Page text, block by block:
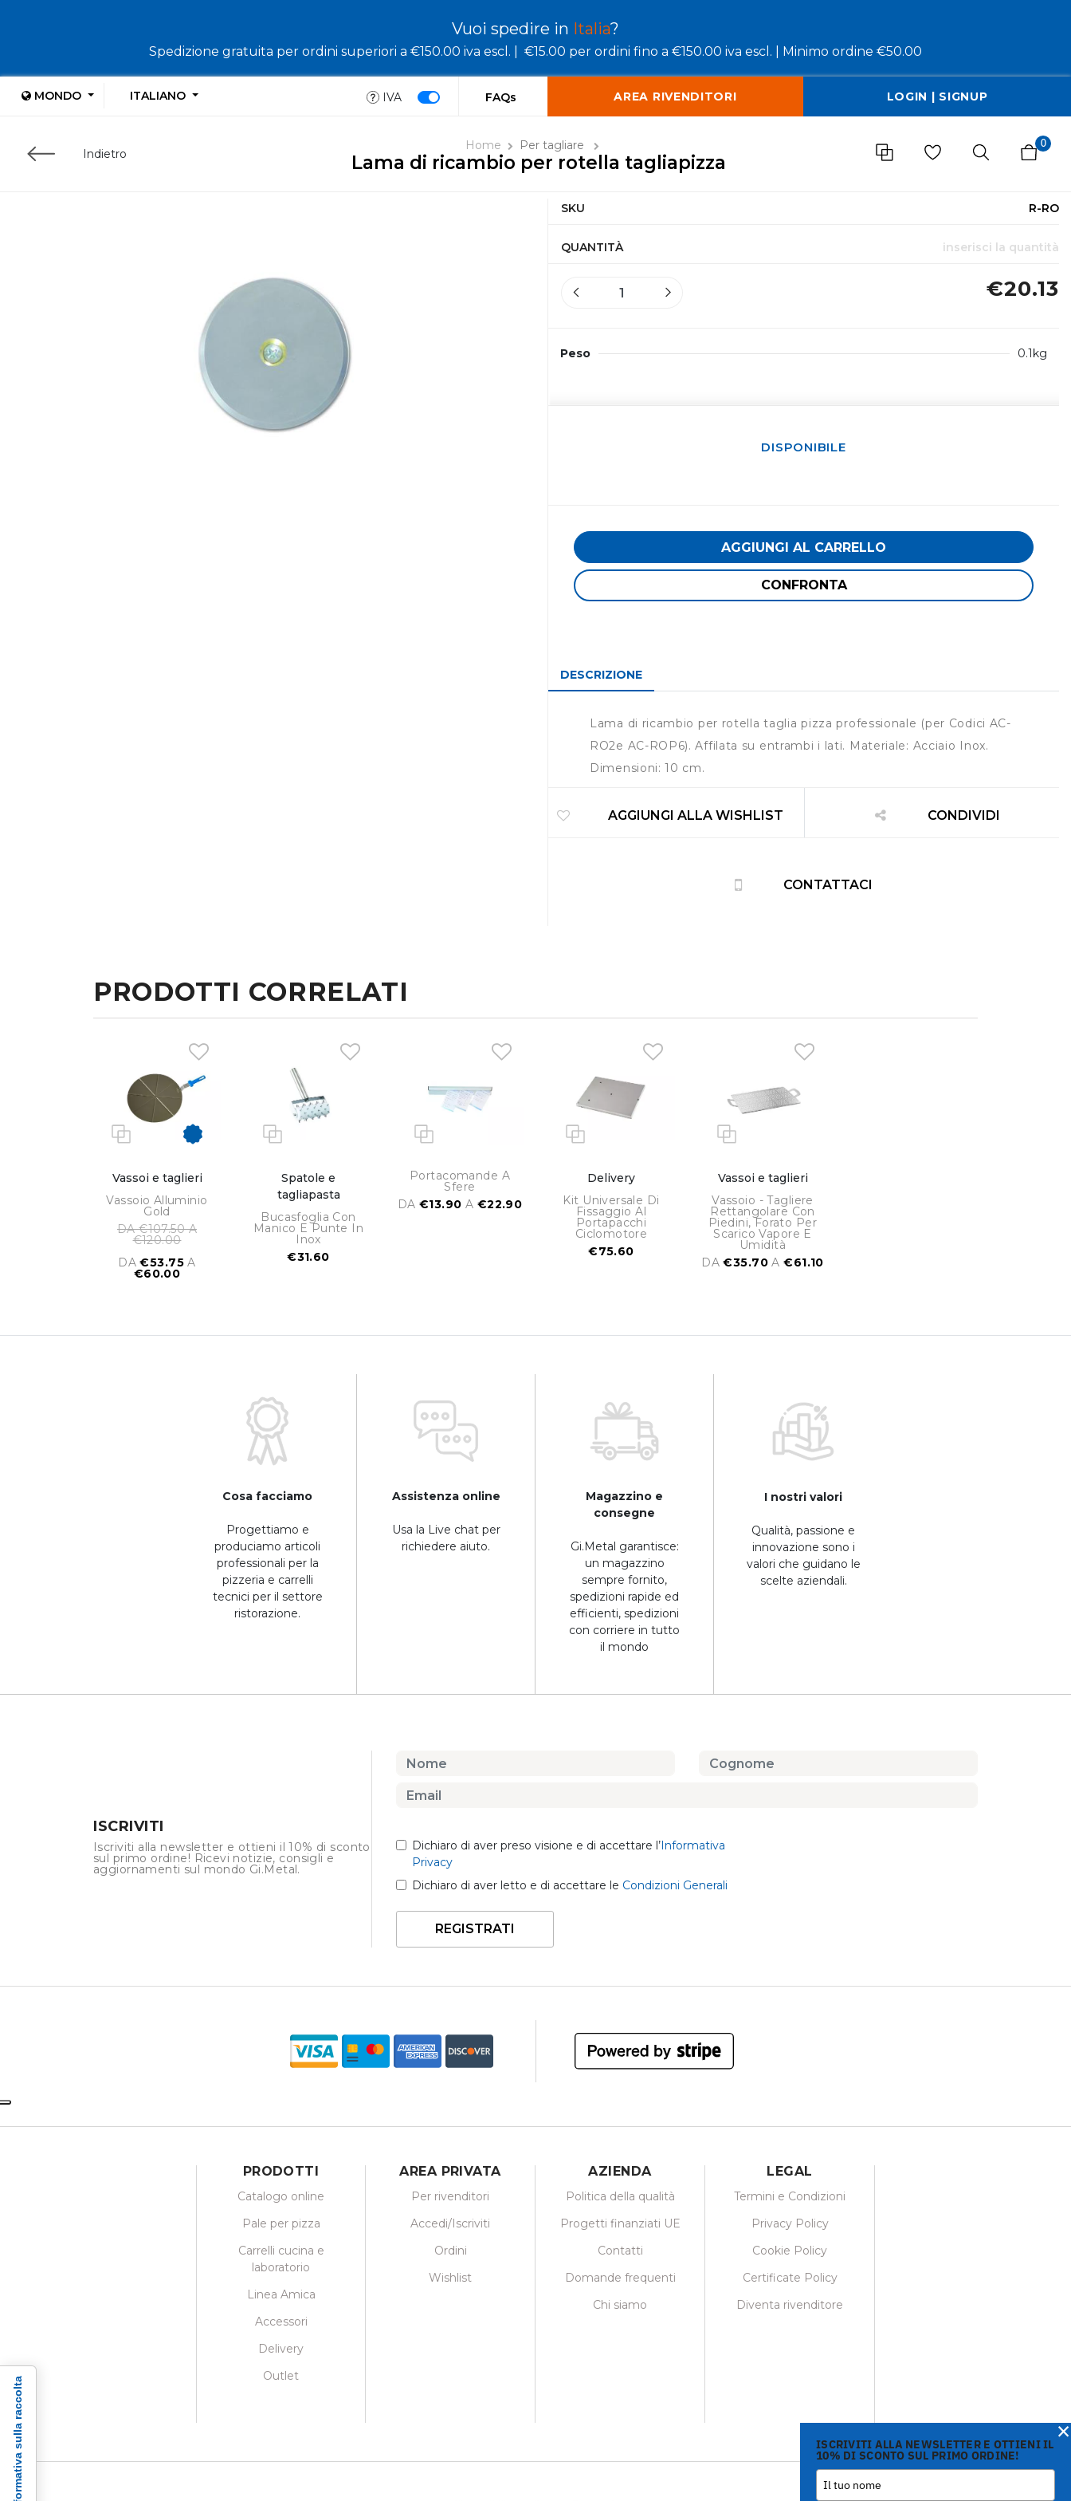
Vuoi spedire in Italia?
Spedizione gratuita per ordini superiori a €150.00 iva escl. | €15.00 per ordini fino a €150.00 iva escl. | Minimo ordine €50.00
MONDO ITALIANO IVA FAQs AREA RIVENDITORI LOGIN | SIGNUP
Indietro
Home Per tagliare
Lama di ricambio per rotella tagliapizza
0
SKU R-RO
QUANTITÀ inserisci la quantità
€20.13
Peso 0.1kg
DISPONIBILE
AGGIUNGI AL CARRELLO
CONFRONTA
DESCRIZIONE
Lama di ricambio per rotella taglia pizza professionale (per Codici AC-
RO2e AC-ROP6). Affilata su entrambi i lati. Materiale: Acciaio Inox.
Dimensioni: 10 cm.
AGGIUNGI ALLA WISHLIST CONDIVIDI
CONTATTACI
PRODOTTI CORRELATI
Vassoi e taglieri
Vassoio Alluminio
Gold
DA €107.50 A
€120.00
DA€53.75A
€60.00
Spatole e
tagliapasta
Bucasfoglia Con
Manico E Punte In
Inox
€31.60
Portacomande A
Sfere
DA €13.90 A €22.90
Delivery
Kit Universale Di
Fissaggio Al
Portapacchi
Ciclomotore
€75.60
Vassoi e taglieri
Vassoio - Tagliere
Rettangolare Con
Piedini, Forato Per
Scarico Vapore E
Umidità
DA€35.70A€61.10
Cosa facciamo
Progettiamo e
produciamo articoli
professionali per la
pizzeria e carrelli
tecnici per il settore
ristorazione.
Assistenza online
Usa la Live chat per
richiedere aiuto.
Magazzino e
consegne
Gi.Metal garantisce:
un magazzino
sempre fornito,
spedizioni rapide ed
efficienti, spedizioni
con corriere in tutto
il mondo
I nostri valori
Qualità, passione e
innovazione sono i
valori che guidano le
scelte aziendali.
ISCRIVITI
Iscriviti alla newsletter e ottieni il 10% di sconto
sul primo ordine! Ricevi notizie, consigli e
aggiornamenti sul mondo Gi.Metal.
Dichiaro di aver preso visione e di accettare l’Informativa
Privacy
Dichiaro di aver letto e di accettare le Condizioni Generali
REGISTRATI
PRODOTTI
Catalogo online
Pale per pizza
Carrelli cucina e
laboratorio
Linea Amica
Accessori
Delivery
Outlet
AREA PRIVATA
Per rivenditori
Accedi/Iscriviti
Ordini
Wishlist
AZIENDA
Politica della qualità
Progetti finanziati UE
Contatti
Domande frequenti
Chi siamo
LEGAL
Termini e Condizioni
Privacy Policy
Cookie Policy
Certificate Policy
Diventa rivenditore
Informativa sulla raccolta ISCRIVITI ALLA NEWSLETTER E OTTIENI IL
10% DI SCONTO SUL PRIMO ORDINE!
×